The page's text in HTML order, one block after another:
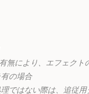
無により、エフェクト
の場合
はない際は、追従用